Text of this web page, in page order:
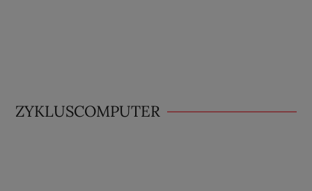
ZYKLUSCOMPUTER